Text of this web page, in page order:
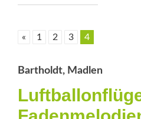
« 1 2 3 4
Bartholdt, Madlen